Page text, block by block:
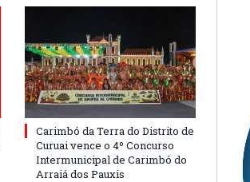
Carimbó da Terra do Distrito de
Curuai vence o 4º Concurso
Intermunicipal de Carimbó do
Arraiá dos Pauxis